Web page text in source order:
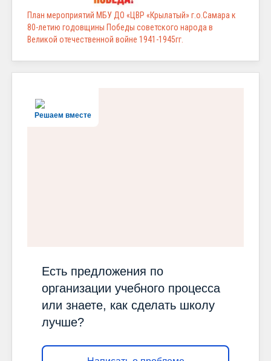
План мероприятий МБУ ДО «ЦВР «Крылатый» г.о.Самара к
80-летию годовщины Победы советского народа в
Великой отечественной войне 1941-1945гг.
Решаем вместе
Есть предложения по
организации учебного процесса
или знаете, как сделать школу
лучше?